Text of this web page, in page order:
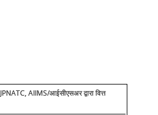
AIIMS/आईसीएसअर द्वारा वित्त